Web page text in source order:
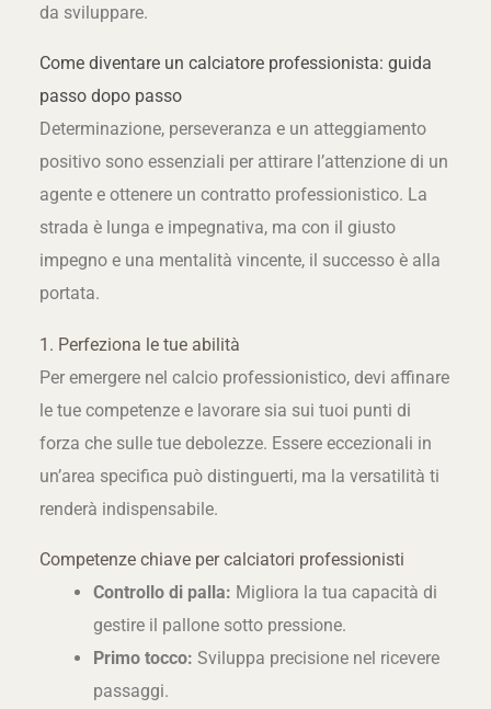
da sviluppare.
Come diventare un calciatore professionista: guida
passo dopo passo
Determinazione, perseveranza e un atteggiamento
positivo sono essenziali per attirare l’attenzione di un
agente e ottenere un contratto professionistico. La
strada è lunga e impegnativa, ma con il giusto
impegno e una mentalità vincente, il successo è alla
portata.
1. Perfeziona le tue abilità
Per emergere nel calcio professionistico, devi affinare
le tue competenze e lavorare sia sui tuoi punti di
forza che sulle tue debolezze. Essere eccezionali in
un’area specifica può distinguerti, ma la versatilità ti
renderà indispensabile.
Competenze chiave per calciatori professionisti
Controllo di palla: Migliora la tua capacità di
gestire il pallone sotto pressione.
Primo tocco: Sviluppa precisione nel ricevere
passaggi.